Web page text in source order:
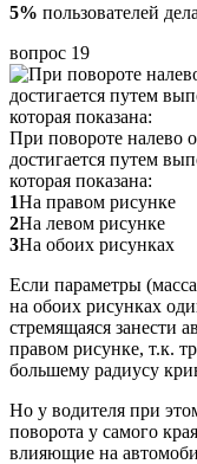
5% пользователей
вопрос 19
При повороте налево
достигается путем
которая показана:
1На правом рисунке
2На левом рисунке
3На обоих рисунках
Если параметры
на обоих рисунках
стремящаяся занести
правом рисунке, т.к.
большему радиусу
Но у водителя при
поворота у самого
влияющие на